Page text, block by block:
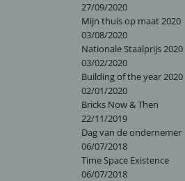
27/09/2020
Mijn thuis op maat 2020
03/08/2020
Nationale Staalprijs 2020
03/02/2020
Building of the year 2020
02/01/2020
Bricks Now & Then
22/11/2019
Dag van de ondernemer
06/07/2018
Time Space Existence
06/07/2018